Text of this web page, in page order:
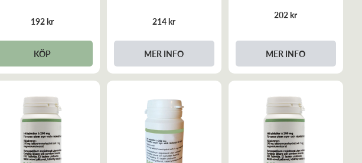
192 kr
KÖP
214 kr
MER INFO
202 kr
MER INFO